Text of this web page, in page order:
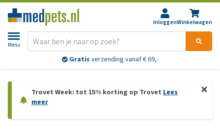
InloggenWinkelwagen
Menu
Gratis verzending vanaf € 69,-
Trovet Week: tot 15% korting op Trovet Lees
meer